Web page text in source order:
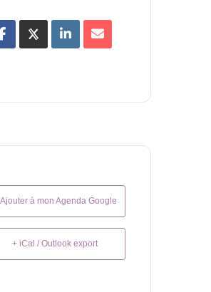
à mon Agenda Google
+ iCal / Outlook export